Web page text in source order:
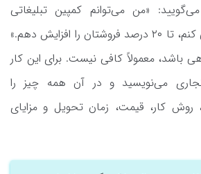
«من می‌توانم کمپین تبلیغاتی
دیجیتال شما را طراحی کنم، تا ۲۰ درصد فروشتان را افزایش دهم.»
باشد، معمولاً کافی نیست. برای این کار
می‌نویسید و در آن همه چیز را
روش کار، قیمت، زمان تحویل و مزایای